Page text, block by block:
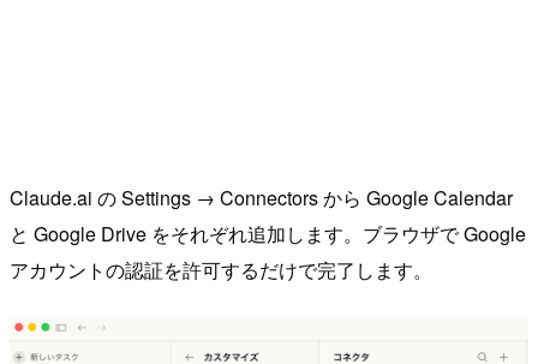
Claude.ai の Settings → Connectors から Google Calendar
と Google Drive をそれぞれ追加します。ブラウザで Google
アカウントの認証を許可するだけで完了します。